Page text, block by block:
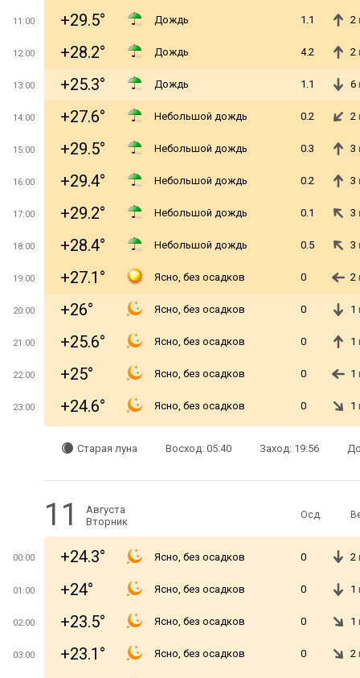
11:00 +29.5° Дождь 1.1 2
12:00 +28.2° Дождь 4.2 2
13:00 +25.3° Дождь 1.1 6
14:00 +27.6° Небольшой дождь 0.2 2
15:00 +29.5° Небольшой дождь 0.3 3
16:00 +29.4° Небольшой дождь 0.2 3
17:00 +29.2° Небольшой дождь 0.1 3
18:00 +28.4° Небольшой дождь 0.5 3
19:00 +27.1° Ясно, без осадков 0 2
20:00 +26° Ясно, без осадков 0 1
21:00 +25.6° Ясно, без осадков 0 1
22:00 +25° Ясно, без осадков 0 1
23:00 +24.6° Ясно, без осадков 0 1
Старая луна Восход: 05:40 Заход: 19:56
11
Августа
Вторник
Осд.
00:00 +24.3° Ясно, без осадков 0 2
01:00 +24° Ясно, без осадков 0 1
02:00 +23.5° Ясно, без осадков 0 1
03:00 +23.1° Ясно, без осадков 0 2